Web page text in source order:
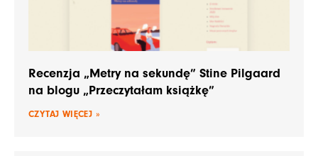
Recenzja „Metry na sekundę” Stine Pilgaard
na blogu „Przeczytałam książkę”
CZYTAJ WIĘCEJ »